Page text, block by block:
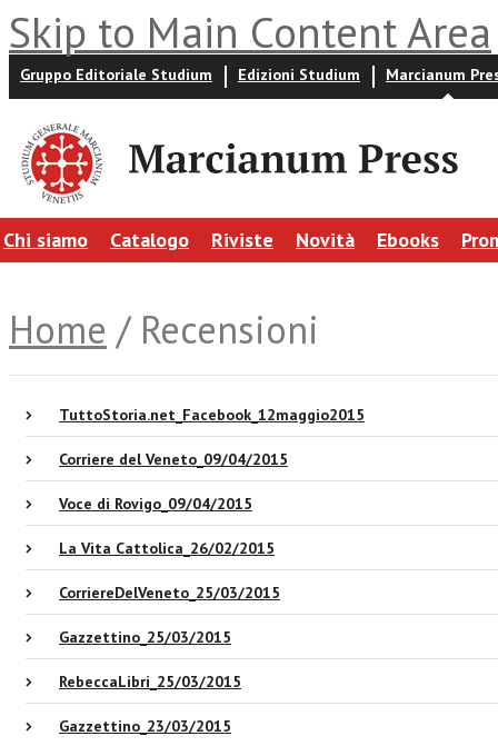
Skip to Main Content Area
Gruppo Editoriale Studium Edizioni Studium Marcianum
Chi siamo Catalogo Riviste Novità Ebooks
Home / Recensioni
TuttoStoria.net_Facebook_12maggio2015
Corriere del Veneto_09/04/2015
Voce di Rovigo_09/04/2015
La Vita Cattolica_26/02/2015
CorriereDelVeneto_25/03/2015
Gazzettino_25/03/2015
RebeccaLibri_25/03/2015
Gazzettino_23/03/2015